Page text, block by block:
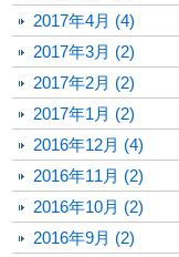
2017年4月 (4)
2017年3月 (2)
2017年2月 (2)
2017年1月 (2)
2016年12月 (4)
2016年11月 (2)
2016年10月 (2)
2016年9月 (2)